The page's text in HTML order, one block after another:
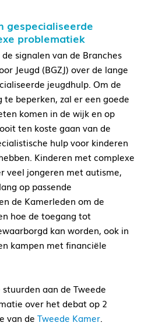
gespecialiseerde
problematiek
signalen van de Branches
Jeugd (BGZJ) over de lange
jeugdhulp. Om de
beperken, zal er een goede
komen in de wijk en op
ten koste gaan van de
hulp voor kinderen
Kinderen met complexe
veel jongeren met autisme,
op passende
de Kamerleden om de
hoe de toegang tot
kan worden, ook in
kampen met financiële
aan de Tweede
over het debat op 2
van de Tweede Kamer.